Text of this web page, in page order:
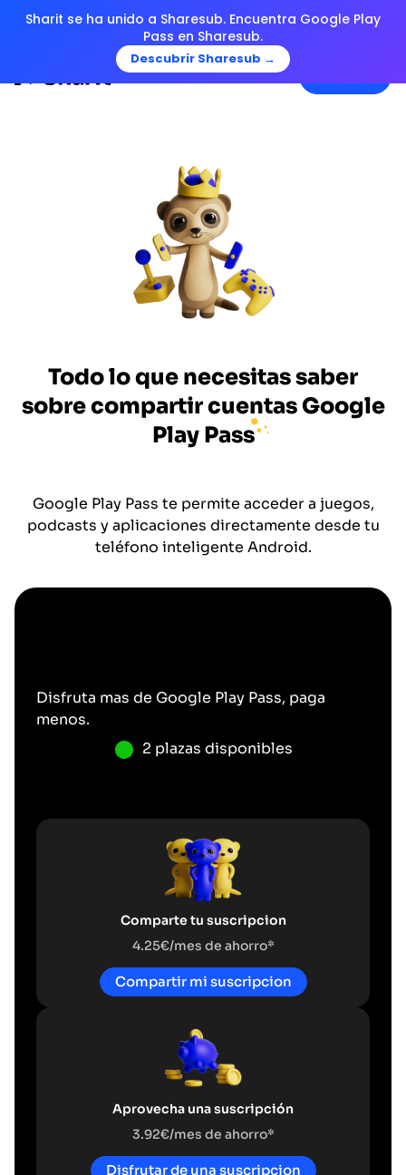
Sharit se ha unido a Sharesub. Encuentra Google Play
Pass en Sharesub.
Descubrir Sharesub →
Todo lo que necesitas saber
sobre compartir cuentas Google
Play Pass
Google Play Pass te permite acceder a juegos,
podcasts y aplicaciones directamente desde tu
teléfono inteligente Android.
Disfruta mas de Google Play Pass, paga
menos.
2 plazas disponibles
Comparte tu suscripcion
4.25€/mes de ahorro*
Compartir mi suscripcion
Aprovecha una suscripción
3.92€/mes de ahorro*
Disfrutar de una suscripcion